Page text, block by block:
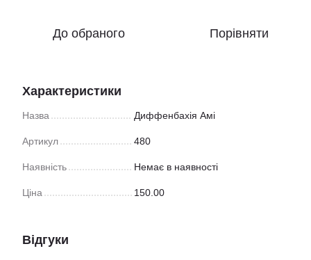
До обраного Порівняти
Характеристики
Назва Диффенбахія Амі
Артикул 480
Наявність Немає в наявності
Ціна 150.00
Відгуки